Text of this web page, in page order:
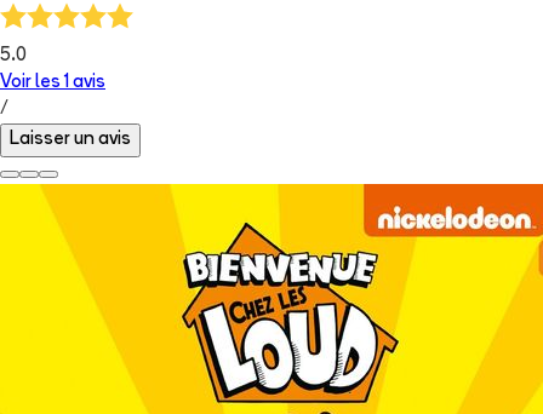
5.0
Voir les 1 avis
/
Laisser un avis